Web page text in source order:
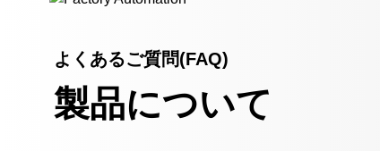
よくあるご質問(FAQ)
製品について